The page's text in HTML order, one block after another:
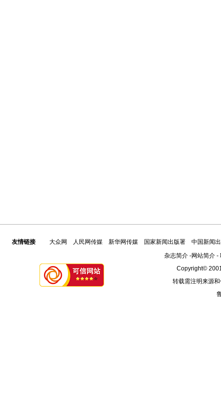
友情链接 大众网 人民网传媒 新华网传媒 国家新闻出版署
中国新闻
杂志简介-网站简介-
Copyright©
转载需注明来源